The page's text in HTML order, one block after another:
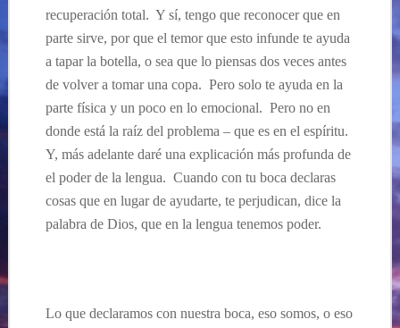
recuperación total. Y sí, tengo que reconocer que en
parte sirve, por que el temor que esto infunde te ayuda
a tapar la botella, o sea que lo piensas dos veces antes
de volver a tomar una copa. Pero solo te ayuda en la
parte física y un poco en lo emocional. Pero no en
donde está la raíz del problema – que es en el espíritu.
Y, más adelante daré una explicación más profunda de
el poder de la lengua. Cuando con tu boca declaras
cosas que en lugar de ayudarte, te perjudican, dice la
palabra de Dios, que en la lengua tenemos poder.
Lo que declaramos con nuestra boca, eso somos, o eso